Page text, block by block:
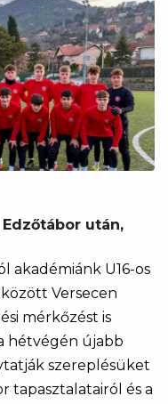
után,
akadémiánk U16-os
között Versecen
mérkőzést is
hétvégén újabb
szereplésüket
tapasztalatairól és a